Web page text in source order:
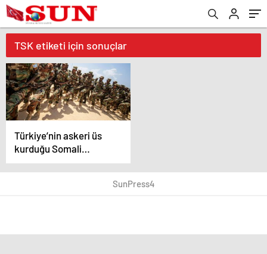
TSK etiketi için sonuçlar
Türkiye’nin askeri üs
kurduğu Somali
sınırına İsrail askerleri
sızdı
SunPress4